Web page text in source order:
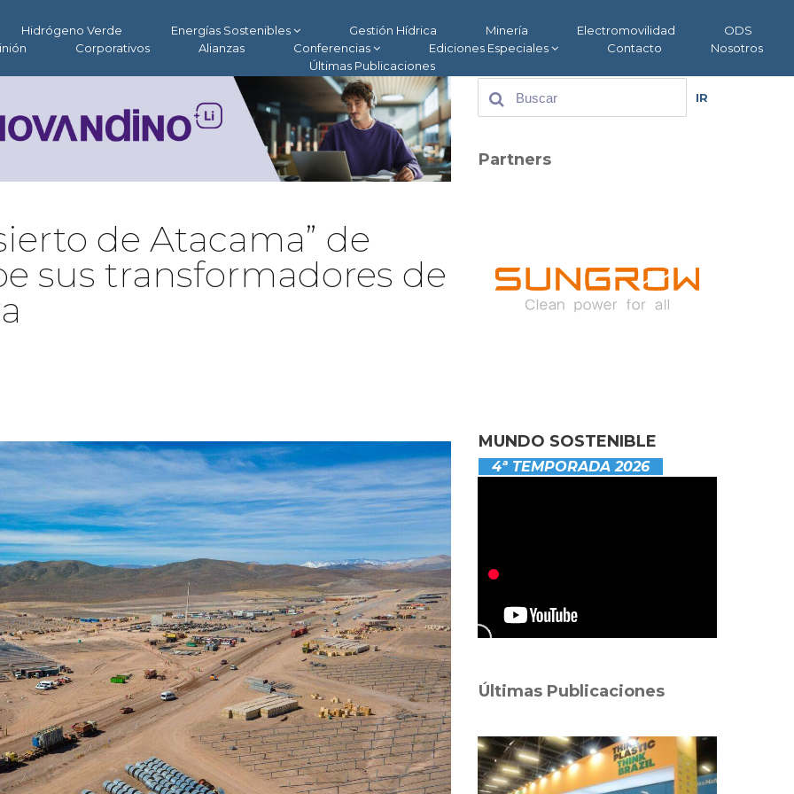
Hidrógeno Verde Energías Sostenibles Gestión Hídrica Minería Electromovilidad
ODS
Corporativos Alianzas Conferencias Ediciones Especiales Contacto
Nosotros
Últimas Publicaciones
de Atacama” de
sus transformadores de
IR
Partners
MUNDO SOSTENIBLE
4ª TEMPORADA 2026
Últimas Publicaciones